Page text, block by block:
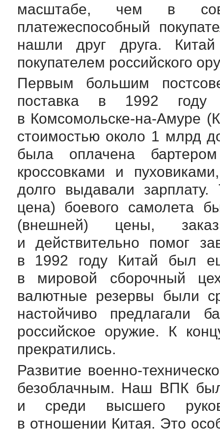
масштабе, чем в
платежеспособный
нашли друг друга.
покупателем российского
Первым большим
поставка в 1992 году
в Комсомольске-на-Амуре
стоимостью около 1 млрд
была оплачена
кроссовками и
долго выдавали зарплату.
цена) боевого самолета
(внешней) цены,
и действительно помог
в 1992 году Китай был
в мировой сборочный
валютные резервы были
настойчиво предлагали
российское оружие. К
прекратились.
Развитие военно-
безоблачным. Наш ВПК
и среди высшего
в отношении Китая. Это